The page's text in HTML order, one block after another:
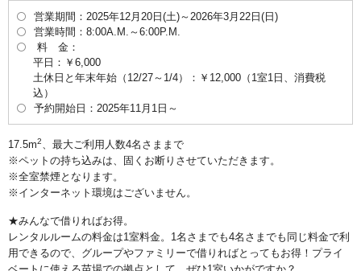
営業期間：2025年12月20日(土)～2026年3月22日(日)
営業時間：8:00A.M.～6:00P.M.
料 金：
平日：￥6,000
土休日と年末年始（12/27～1/4）：￥12,000（1室1日、消費税
込）
予約開始日：2025年11月1日～
17.5m2、最大ご利用人数4名さままで
※ペットの持ち込みは、固くお断りさせていただきます。
※全室禁煙となります。
※インターネット環境はございません。
★みんなで借りればお得。
レンタルルームの料金は1室料金。1名さまでも4名さまでも同じ料金で利
用できるので、グループやファミリーで借りればとってもお得！プライ